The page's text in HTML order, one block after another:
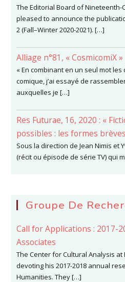
The Editorial Board of Nineteenth-
pleased to announce the
2 (Fall–Winter 2020-2021). […]
Alliage n°81, « CosmicomiX »
« En combinant en un seul mot
comique, j’ai essayé de
auxquelles je […]
Res Futurae, 16, 2020 : «
possibles : les formes
Sous la direction de Jean Nimis et
(récit ou épisode de série TV) qui
Groupe De
Call for Applications : 2017-
Associates
The Center for Cultural Analysis
devoting his 2017-2018 annual
Humanities. They […]